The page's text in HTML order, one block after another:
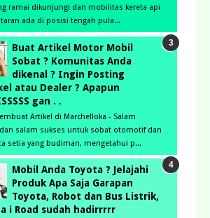
ramai dikunjungi dan mobilitas kereta api
ada di posisi tengah pula...
Buat Artikel Motor Mobil
Sobat ? Komunitas Anda
dikenal ? Ingin Posting
atau Dealer ? Apapun
gan . .
Artikel di Marchelloka - Salam
salam sukses untuk sobat otomotif dan
setia yang budiman, mengetahui p...
Mobil Anda Toyota ? Jelajahi
Produk Apa Saja Garapan
Toyota, Robot dan Bus Listrik,
i Road sudah hadirrrrr